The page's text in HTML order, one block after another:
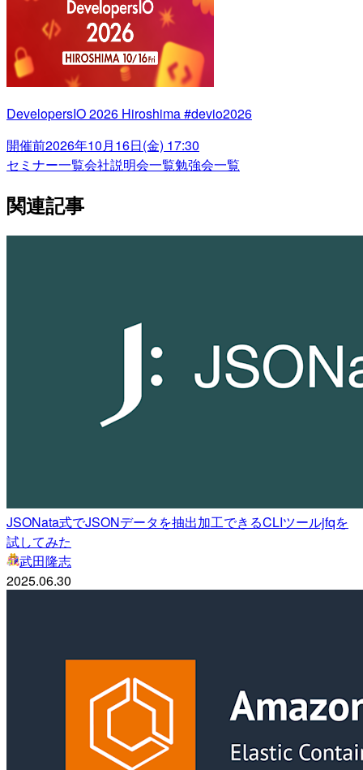
DevelopersIO 2026 Hiroshima #devio2026
開催前2026年10月16日(金) 17:30
セミナー一覧会社説明会一覧勉強会一覧
関連記事
JSONata式でJSONデータを抽出加工できるCLIツールjfqを
試してみた
武田隆志
2025.06.30